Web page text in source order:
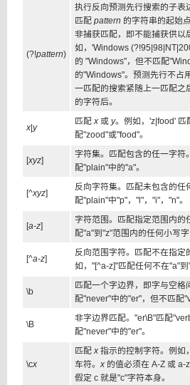
(?!pattern)
执行反向预测先行搜索的子表
匹配 pattern 的字符串的起始
非捕获匹配，即不能捕获供以
如，'Windows
的 "Windows"，但不匹配
的"Windows"。预测先行不占
一匹配的搜索紧随上一匹配之
的字符后。
x|y
匹配 x 或 y。例如，'z|food' 匹
配"zood"或"food"。
[xyz]
字符集。匹配包含的任一字符
配"plain"中的"a"。
[^xyz]
反向字符集。匹配未包含的任
配"plain"中"p"，"l"，"i"，"n"。
[a-z]
字符范围。匹配指定范围内的
配"a"到"z"范围内的任何小写字
[^a-z]
反向范围字符。匹配不在指定
如，"[^a-z]"匹配任何不在"a"到
\b
匹配一个字边界，即字与空格
配"never"中的"er"，但不匹配
\B
非字边界匹配。"er\B"匹配
配"never"中的"er"。
\cx
匹配 x 指示的控制字符。例如
车符。 x 的值必须在 A-Z 或 a-
假定 c 就是"c"字符本身。